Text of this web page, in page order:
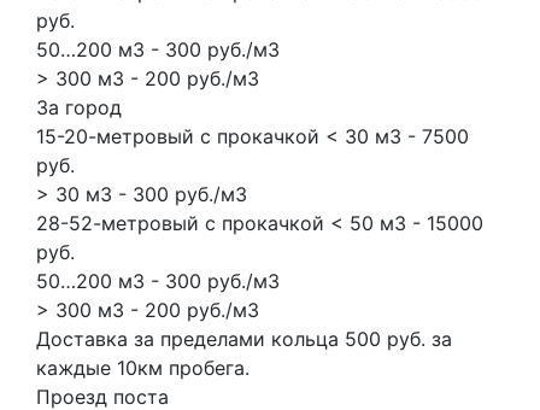
руб.
50…200 м3 - 300 руб./м3
> 300 м3 - 200 руб./м3
За город
15-20-метровый с прокачкой < 30 м3 - 7500
руб.
> 30 м3 - 300 руб./м3
28-52-метровый с прокачкой < 50 м3 - 15000
руб.
50…200 м3 - 300 руб./м3
> 300 м3 - 200 руб./м3
Доставка за пределами кольца 500 руб. за
каждые 10км пробега.
Проезд поста